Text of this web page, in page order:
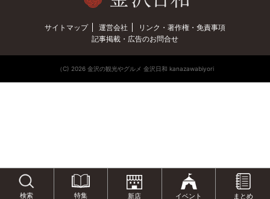
サイトマップ 運営会社
リンク・著作権・免責事項
記事掲載・広告のお問合せ
（C) 2026 金沢の観光やグルメ 金沢日和 kanazawabiyori
検索 特集 新店 イベント まとめ